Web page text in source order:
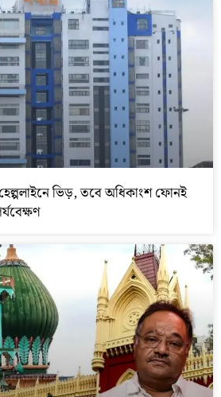
ভিড়, তবে অধিকাংশ ফোনই